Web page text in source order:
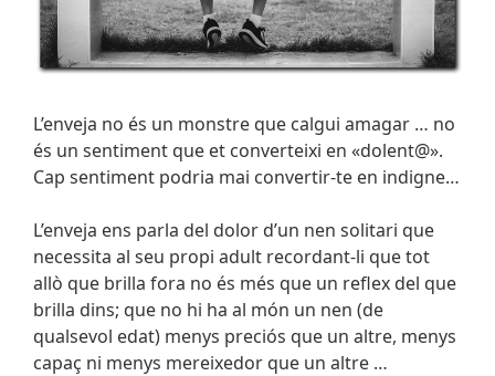
L’enveja no és un monstre que calgui amagar … no
és un sentiment que et converteixi en «dolent@».
Cap sentiment podria mai convertir-te en indigne…
L’enveja ens parla del dolor d’un nen solitari que
necessita al seu propi adult recordant-li que tot
allò que brilla fora no és més que un reflex del que
brilla dins; que no hi ha al món un nen (de
qualsevol edat) menys preciós que un altre, menys
capaç ni menys mereixedor que un altre …